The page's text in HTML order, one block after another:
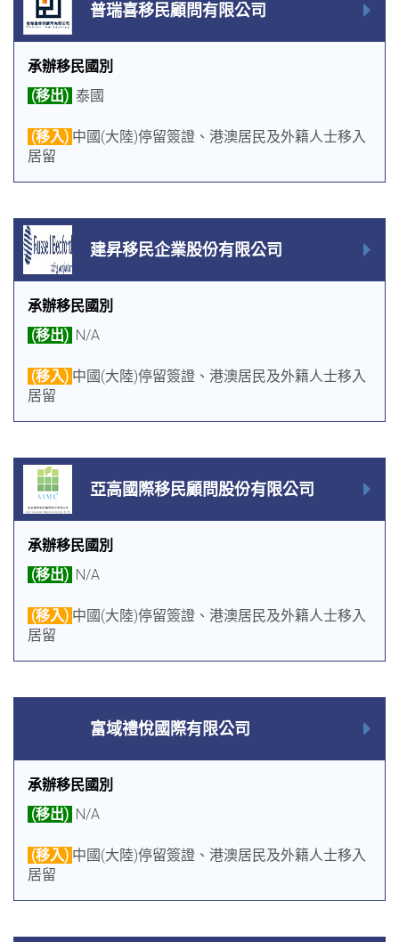
普瑞喜移民顧問有限公司
承辦移民國別
(移出) 泰國
(移入) 中國(大陸)停留簽證、港澳居民及外籍人士移入
居留
建昇移民企業股份有限公司
承辦移民國別
(移出) N/A
(移入) 中國(大陸)停留簽證、港澳居民及外籍人士移入
居留
亞高國際移民顧問股份有限公司
承辦移民國別
(移出) N/A
(移入) 中國(大陸)停留簽證、港澳居民及外籍人士移入
居留
富域禮悅國際有限公司
承辦移民國別
(移出) N/A
(移入) 中國(大陸)停留簽證、港澳居民及外籍人士移入
居留